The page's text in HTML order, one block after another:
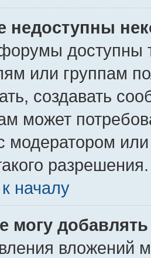
недоступны
доступны
или группам
создавать
может
модератором
разрешения.
началу
могу
вложений